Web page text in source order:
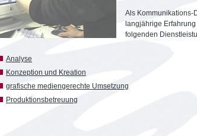
Als Kommunikations-
langjährige
folgenden
Analyse
Konzeption und Kreation
grafische mediengerechte Umsetzung
Produktionsbetreuung